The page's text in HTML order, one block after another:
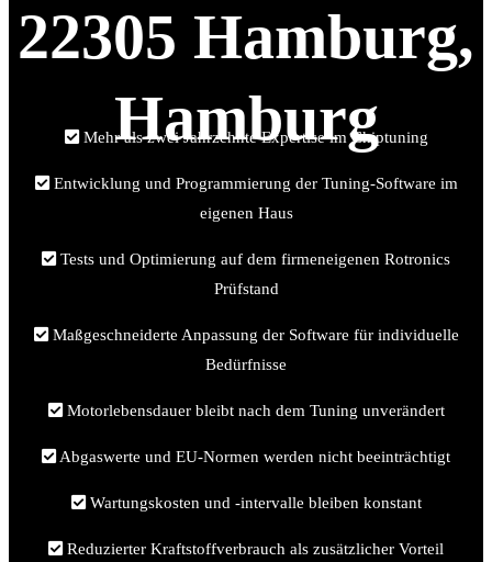
22305 Hamburg,
Hamburg
Mehr als zwei Jahrzehnte Expertise im Chiptuning
Entwicklung und Programmierung der Tuning-Software im
eigenen Haus
Tests und Optimierung auf dem firmeneigenen Rotronics
Prüfstand
Maßgeschneiderte Anpassung der Software für individuelle
Bedürfnisse
Motorlebensdauer bleibt nach dem Tuning unverändert
Abgaswerte und EU-Normen werden nicht beeinträchtigt
Wartungskosten und -intervalle bleiben konstant
Reduzierter Kraftstoffverbrauch als zusätzlicher Vorteil